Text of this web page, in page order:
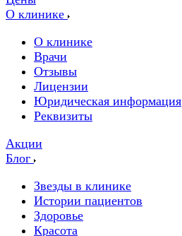
О клинике
О клинике
Врачи
Отзывы
Лицензии
Юридическая информация
Реквизиты
Акции
Блог
Звезды в клинике
Истории пациентов
Здоровье
Красота